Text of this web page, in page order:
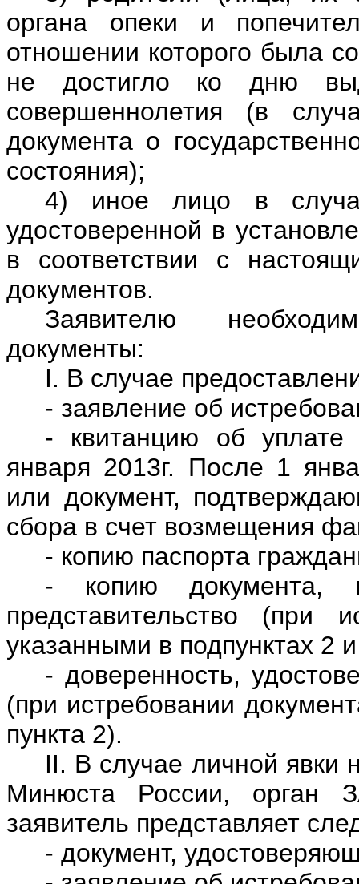
органа опеки и
отношении которого была
не достигло ко дню
совершеннолетия (в
документа о
состояния);
4) иное лицо в
удостоверенной в
в соответствии с
документов.
Заявителю
документы:
I. В случае
- заявление об
- квитанцию об уплате
января 2013г. После 1
или документ,
сбора в счет возмещения
- копию паспорта
- копию документа,
представительство (при
указанными в подпунктах 2
- доверенность,
(при истребовании
пункта 2).
II. В случае личной явки
Минюста России, орган
заявитель представляет
- документ,